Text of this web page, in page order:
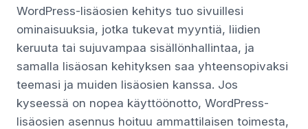
WordPress-lisäosien kehitys tuo sivuillesi
ominaisuuksia, jotka tukevat myyntiä, liidien
keruuta tai sujuvampaa sisällönhallintaa, ja
samalla lisäosan kehityksen saa yhteensopivaksi
teemasi ja muiden lisäosien kanssa. Jos
kyseessä on nopea käyttöönotto, WordPress-
lisäosien asennus hoituu ammattilaisen toimesta,